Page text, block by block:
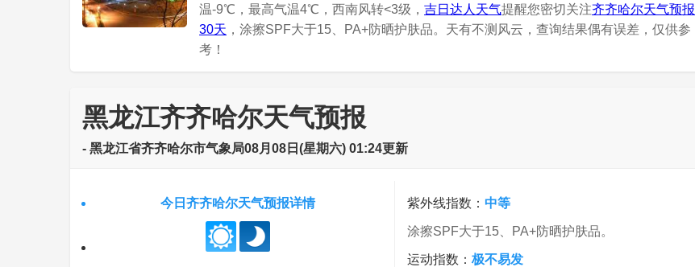
温-9℃，最高气温4℃，西南风转<3级， 吉日达人天气提醒您密切关注齐齐哈尔天气预报
30天 ，涂擦SPF大于15、PA+防晒护肤品。天有不测风云，查询结果偶有误差，仅供参
考！
黑龙江齐齐哈尔天气预报
- 黑龙江省齐齐哈尔市气象局08月08日(星期六) 01:24更新
今日齐齐哈尔天气预报详情 紫外线指数： 中等
涂擦SPF大于15、PA+防晒护肤品。
运动指数： 极不易发